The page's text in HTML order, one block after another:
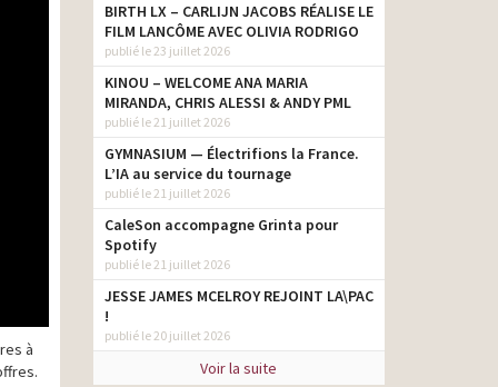
à
BIRTH LX – CARLIJN JACOBS RÉALISE LE
FILM LANCÔME AVEC OLIVIA RODRIGO
publié le 23 juillet 2026
KINOU – WELCOME ANA MARIA
MIRANDA, CHRIS ALESSI & ANDY PML
publié le 21 juillet 2026
GYMNASIUM — Électrifions la France.
L’IA au service du tournage
publié le 21 juillet 2026
CaleSon accompagne Grinta pour
Spotify
publié le 21 juillet 2026
JESSE JAMES MCELROY REJOINT LA\PAC
!
publié le 20 juillet 2026
Voir la suite